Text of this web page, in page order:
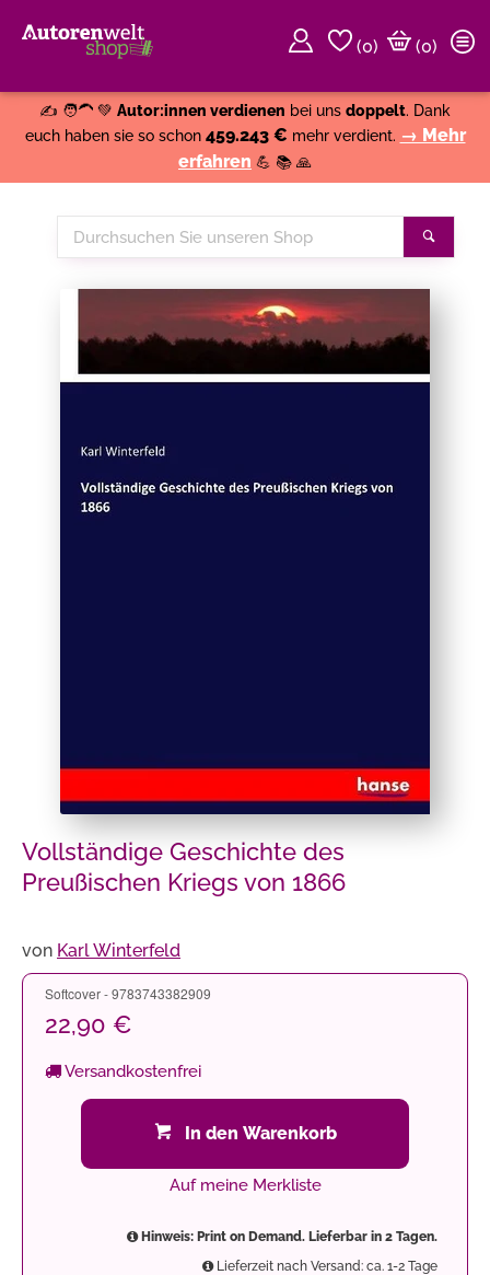
(0)
(0)
✍️ 🧑‍🦱 💚 Autor:innen verdienen bei uns doppelt. Dank
euch haben sie so schon 459.243 € mehr verdient. → Mehr
erfahren 💪 📚 🙏
Durchsuchen
Sie
Vollständige Geschichte des
Preußischen Kriegs von 1866
von Karl Winterfeld
Softcover - 9783743382909
22,90 €
Versandkostenfrei
In den Warenkorb
Auf meine Merkliste
Hinweis: Print on Demand. Lieferbar in 2 Tagen.
Lieferzeit nach Versand: ca. 1-2 Tage